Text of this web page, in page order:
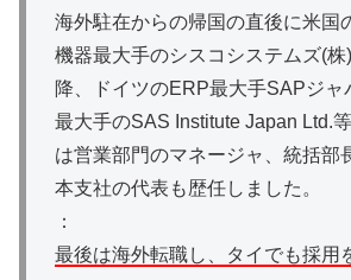
海外駐在からの帰国の直後に米国
機器最大手のシスコシステムズ(株
降、ドイツのERP最大手SAPジャ
最大手のSAS Institute Japan Ltd.
は営業部門のマネージャ、統括部
本支社の代表も歴任しました。
：
最後は海外転職し、タイでも採用